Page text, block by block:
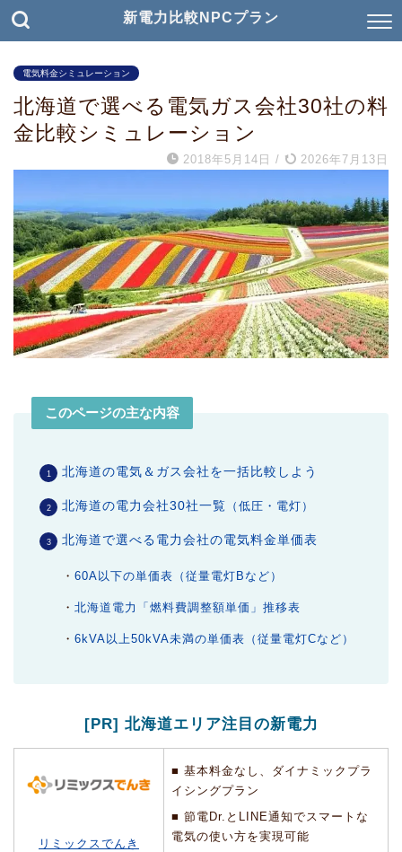
新電力比較NPCプラン
電気料金シミュレーション
北海道で選べる電気ガス会社30社の料
金比較シミュレーション
2018年5月14日 / 2026年7月13日
このページの主な内容
北海道の電気＆ガス会社を一括比較しよう
北海道の電力会社30社一覧 （低圧・電灯）
北海道で選べる電力会社の電気料金単価表
・ 60A以下の単価表（従量電灯Bなど）
・ 北海道電力「燃料費調整額単価」推移表
・ 6kVA以上50kVA未満の単価表（従量電灯Cなど）
[PR] 北海道エリア注目の新電力
リミックスでんき
■ 基本料金なし、ダイナミックプラ
イシングプラン
■ 節電Dr.とLINE通知でスマートな
電気の使い方を実現可能